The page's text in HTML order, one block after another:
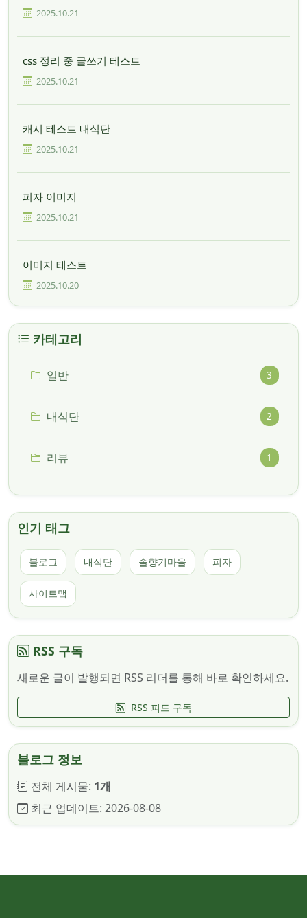
2025.10.21
css 정리 중 글쓰기 테스트
2025.10.21
캐시 테스트 내식단
2025.10.21
피자 이미지
2025.10.21
이미지 테스트
2025.10.20
카테고리
일반 3
내식단 2
리뷰 1
인기 태그
블로그 내식단 솔향기마을 피자
사이트맵
RSS 구독
새로운 글이 발행되면 RSS 리더를 통해 바로 확인하세요.
RSS 피드 구독
블로그 정보
전체 게시물: 1개
최근 업데이트: 2026-08-08